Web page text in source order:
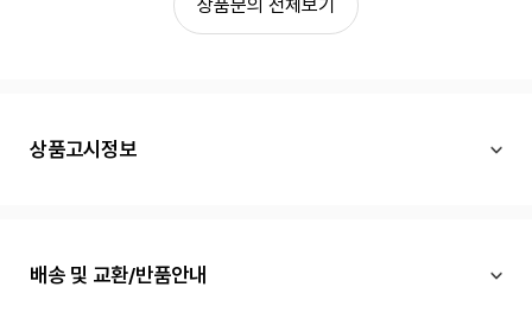
상품문의 전체보기
상품고시정보
배송 및 교환/반품안내